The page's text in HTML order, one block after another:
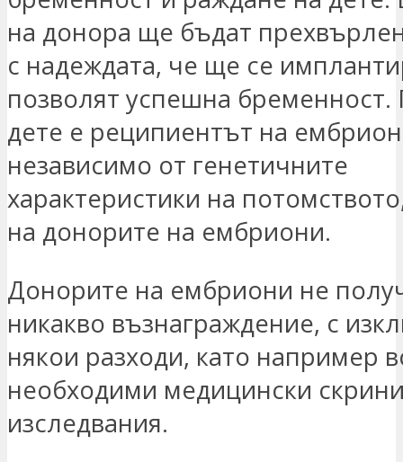
на донора ще бъдат
с надеждата, че ще се
позволят успешна
дете е реципиентът на
независимо от генетичните
характеристики на
на донорите на ембриони.
Донорите на ембриони не
никакво възнаграждение, с
някои разходи, като например
необходими медицински
изследвания.